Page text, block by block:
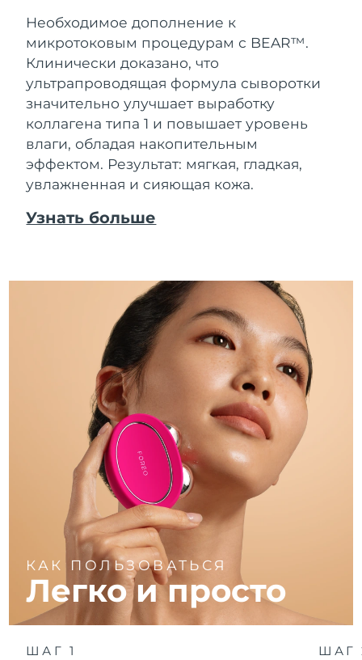
Необходимое дополнение к
микротоковым процедурам с BEAR™.
Клинически доказано, что
ультрапроводящая формула сыворотки
значительно улучшает выработку
коллагена типа 1 и повышает уровень
влаги, обладая накопительным
эффектом. Результат: мягкая, гладкая,
увлажненная и сияющая кожа.
Узнать больше
КАК ПОЛЬЗОВАТЬСЯ
Легко и просто
ШАГ 1 ШАГ